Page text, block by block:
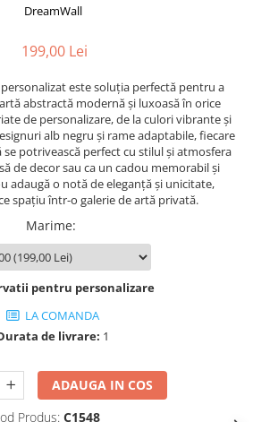
DreamWall
199,00 Lei
este soluția perfectă pentru a
abstractă modernă și luxoasă în orice
de personalizare, de la culori vibrante și
alb negru și rame adaptabile, fiecare
potrivească perfect cu stilul și atmosfera
de decor sau ca un cadou memorabil și
adaugă o notă de eleganță și unicitate,
spațiu într-o galerie de artă privată.
Marime:
pentru personalizare
LA COMANDA
de livrare: 1
ADAUGA IN COS
Produs: C1548